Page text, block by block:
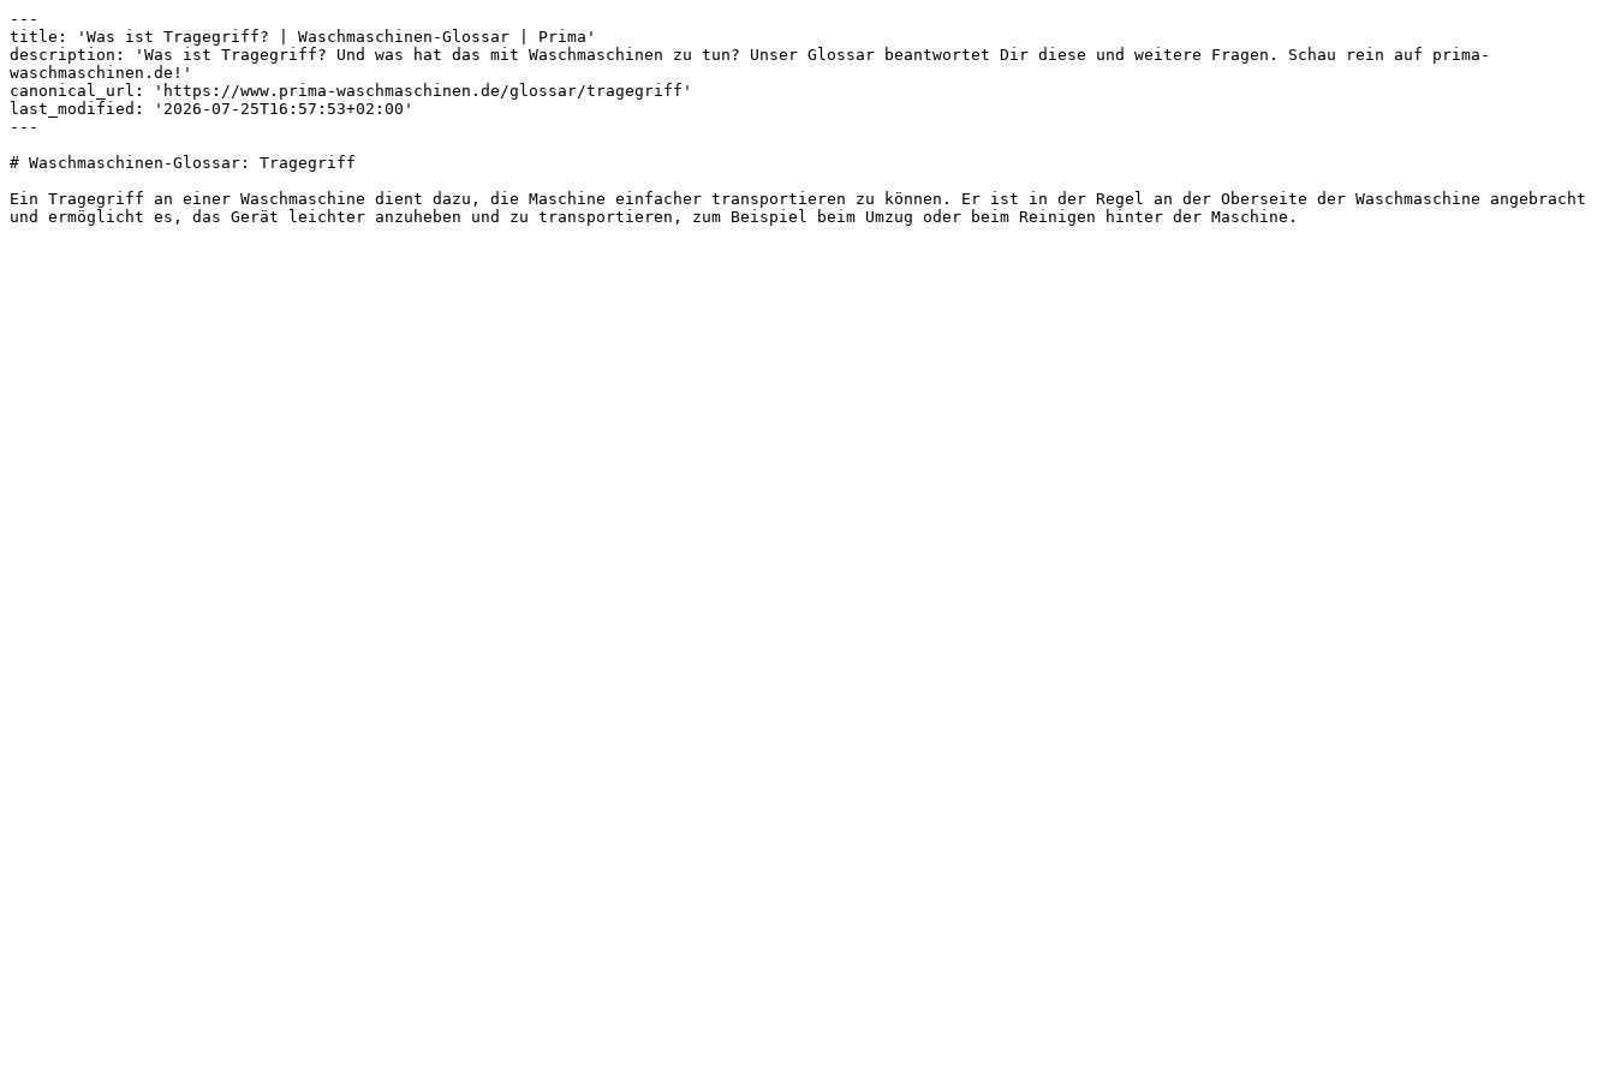
---
title: 'Was ist Tragegriff? | Waschmaschinen-Glossar | Prima'
description: 'Was ist Tragegriff? Und was hat das mit Waschmaschinen zu tun? Unser Glossar beantwortet Dir diese und weitere Fragen. Schau rein auf prima-
waschmaschinen.de!'
canonical_url: 'https://www.prima-waschmaschinen.de/glossar/tragegriff'
last_modified: '2026-07-25T16:57:53+02:00'
---
# Waschmaschinen-Glossar: Tragegriff
Ein Tragegriff an einer Waschmaschine dient dazu, die Maschine einfacher transportieren zu können. Er ist in der Regel an der Oberseite der Waschmaschine angebracht